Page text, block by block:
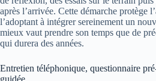
après l’arrivée. Cette démarche protège
l’adoptant à intégrer sereinement un
mieux vaut prendre son temps que de
qui durera des années.
Entretien téléphonique, questionnaire
guidée